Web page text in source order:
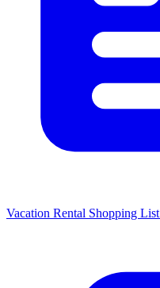
Vacation Rental Shopping List